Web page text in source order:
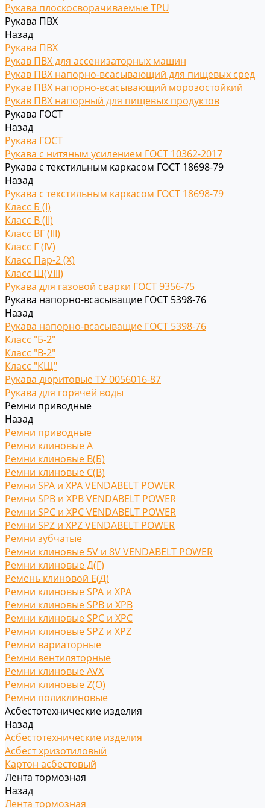
Рукава плоскосворачиваемые TPU
Рукава ПВХ
Назад
Рукава ПВХ
Рукав ПВХ для ассенизаторных машин
Рукав ПВХ напорно-всасывающий для пищевых сред
Рукав ПВХ напорно-всасывающий морозостойкий
Рукав ПВХ напорный для пищевых продуктов
Рукава ГОСТ
Назад
Рукава ГОСТ
Рукава с нитяным усилением ГОСТ 10362-2017
Рукава с текстильным каркасом ГОСТ 18698-79
Назад
Рукава с текстильным каркасом ГОСТ 18698-79
Класс Б (I)
Класс В (II)
Класс ВГ (III)
Класс Г (IV)
Класс Пар-2 (X)
Класс Ш(VIII)
Рукава для газовой сварки ГОСТ 9356-75
Рукава напорно-всасыващие ГОСТ 5398-76
Назад
Рукава напорно-всасыващие ГОСТ 5398-76
Класс "Б-2"
Класс "В-2"
Класс "КЩ"
Рукава дюритовые ТУ 0056016-87
Рукава для горячей воды
Ремни приводные
Назад
Ремни приводные
Ремни клиновые A
Ремни клиновые В(Б)
Ремни клиновые С(B)
Ремни SPA и XPA VENDABELT POWER
Ремни SPB и XPB VENDABELT POWER
Ремни SPC и XPC VENDABELT POWER
Ремни SPZ и XPZ VENDABELT POWER
Ремни зубчатые
Ремни клиновые 5V и 8V VENDABELT POWER
Ремни клиновые Д(Г)
Ремень клиновой Е(Д)
Ремни клиновые SPA и XPA
Ремни клиновые SPB и XPB
Ремни клиновые SPC и XPC
Ремни клиновые SPZ и XPZ
Ремни вариаторные
Ремни вентиляторные
Ремни клиновые AVX
Ремни клиновые Z(O)
Ремни поликлиновые
Асбестотехнические изделия
Назад
Асбестотехнические изделия
Асбест хризотиловый
Картон асбестовый
Лента тормозная
Назад
Лента тормозная